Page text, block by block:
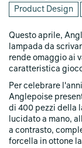
Product Design
Questo aprile,
lampada da
rende omaggio ai
caratteristica
Per celebrare
Anglepoise
di 400 pezzi della
lucidato a mano,
a contrasto,
forcella in ottone